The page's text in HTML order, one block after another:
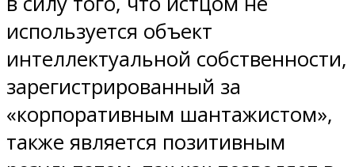
используется объект
интеллектуальной собственности,
зарегистрированный за
«корпоративным шантажистом»,
также является позитивным